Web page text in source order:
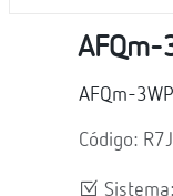
AFQm-
Código: